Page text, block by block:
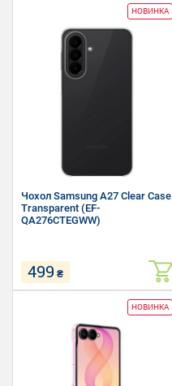
Сумісність: Samsung A27
Матеріал: Термополіуретан
Форм-фактор: Накладка
Чохол Samsung A27 Clear Case
Transparent (EF-
QA276CTEGWW)
499 ₴
НОВИНКА
Сумісність: Samsung A27
Матеріал: Полікарбонат,
Термополіуретан
Форм-фактор: Накладка
НОВИНКА